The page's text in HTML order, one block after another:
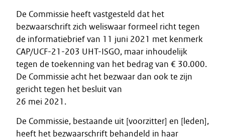
De Commissie heeft vastgesteld dat het
bezwaarschrift zich weliswaar formeel richt tegen
de informatiebrief van 11 juni 2021 met kenmerk
CAP/UCF-21-203 UHT-ISGO, maar inhoudelijk
tegen de toekenning van het bedrag van € 30.000.
De Commissie acht het bezwaar dan ook te zijn
gericht tegen het besluit van
26 mei 2021.
De Commissie, bestaande uit [voorzitter] en [leden],
heeft het bezwaarschrift behandeld in haar